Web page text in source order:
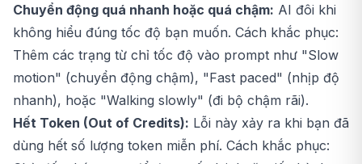
Chuyển động quá nhanh hoặc quá chậm: AI đôi khi
không hiểu đúng tốc độ bạn muốn. Cách khắc phục:
Thêm các trạng từ chỉ tốc độ vào prompt như "Slow
motion" (chuyển động chậm), "Fast paced" (nhịp độ
nhanh), hoặc "Walking slowly" (đi bộ chậm rãi).
Hết Token (Out of Credits): Lỗi này xảy ra khi bạn đã
dùng hết số lượng token miễn phí. Cách khắc phục: